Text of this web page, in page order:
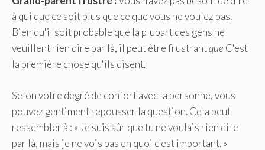
à qui que ce soit plus que ce que vous ne voulez pas.
Bien qu'il soit probable que la plupart des gens ne
veuillent rien dire par là, il peut être frustrantque C'est
la première chose qu'ils disent.
Selon votre degré de confort avec la personne, vous
pouvez gentiment repousser la question. Cela peut
ressembler à : « Je suis sûr que tu ne voulais rien dire
par là, mais je ne vois pas en quoi c'est important. »